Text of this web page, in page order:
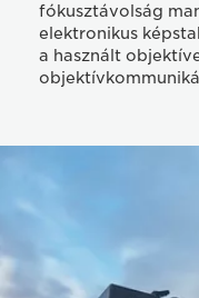
fókusztávolság
elektronikus
a használt